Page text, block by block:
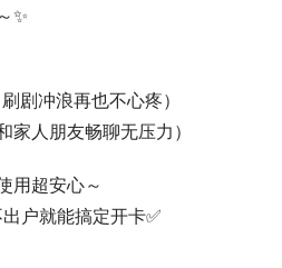
✨
剧冲浪再也不心疼）
家人朋友畅聊无压力）
用超安心～
户就能搞定开卡✅